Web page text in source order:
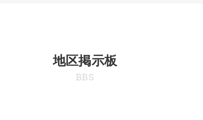
地区掲示板
BBS